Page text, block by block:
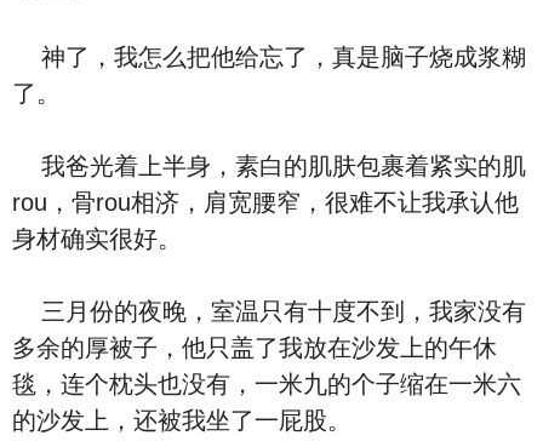
神了，我怎么把他给忘了，真是脑子烧成浆糊
了。
我爸光着上半身，素白的肌肤包裹着紧实的肌
rou，骨rou相济，肩宽腰窄，很难不让我承认他
身材确实很好。
三月份的夜晚，室温只有十度不到，我家没有
多余的厚被子，他只盖了我放在沙发上的午休
毯，连个枕头也没有，一米九的个子缩在一米六
的沙发上，还被我坐了一屁股。